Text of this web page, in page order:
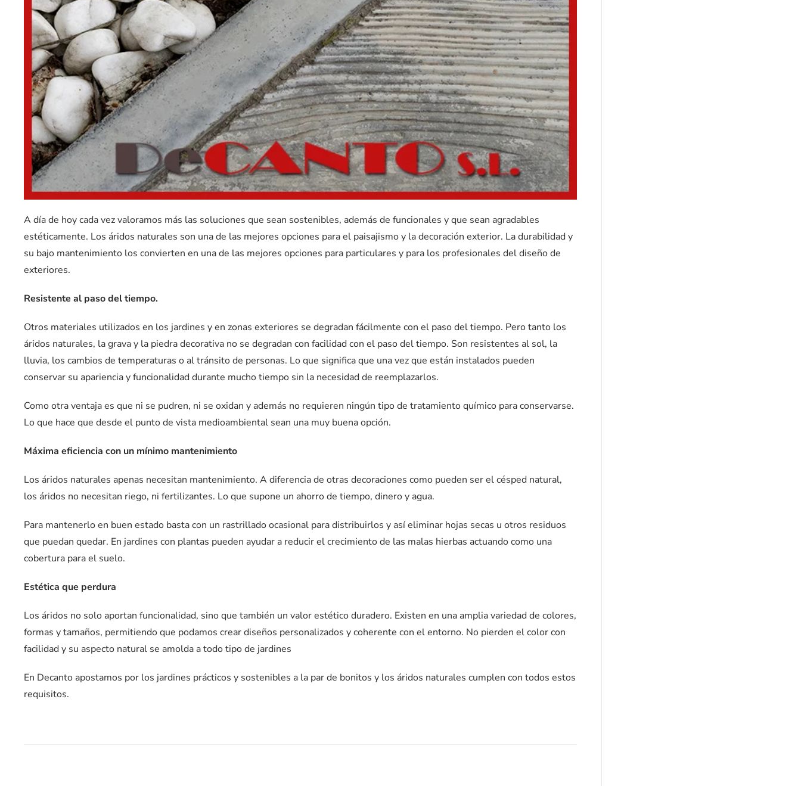
A día de hoy cada vez valoramos más las soluciones que sean sostenibles, además de funcionales y que sean agradables
estéticamente. Los áridos naturales son una de las mejores opciones para el paisajismo y la decoración exterior. La durabilidad y
su bajo mantenimiento los convierten en una de las mejores opciones para particulares y para los profesionales del diseño de
exteriores.
Resistente al paso del tiempo.
Otros materiales utilizados en los jardines y en zonas exteriores se degradan fácilmente con el paso del tiempo. Pero tanto los
áridos naturales, la grava y la piedra decorativa no se degradan con facilidad con el paso del tiempo. Son resistentes al sol, la
lluvia, los cambios de temperaturas o al tránsito de personas. Lo que significa que una vez que están instalados pueden
conservar su apariencia y funcionalidad durante mucho tiempo sin la necesidad de reemplazarlos.
Como otra ventaja es que ni se pudren, ni se oxidan y además no requieren ningún tipo de tratamiento químico para conservarse.
Lo que hace que desde el punto de vista medioambiental sean una muy buena opción.
Máxima eficiencia con un mínimo mantenimiento
Los áridos naturales apenas necesitan mantenimiento. A diferencia de otras decoraciones como pueden ser el césped natural,
los áridos no necesitan riego, ni fertilizantes. Lo que supone un ahorro de tiempo, dinero y agua.
Para mantenerlo en buen estado basta con un rastrillado ocasional para distribuirlos y así eliminar hojas secas u otros residuos
que puedan quedar. En jardines con plantas pueden ayudar a reducir el crecimiento de las malas hierbas actuando como una
cobertura para el suelo.
Estética que perdura
Los áridos no solo aportan funcionalidad, sino que también un valor estético duradero. Existen en una amplia variedad de colores,
formas y tamaños, permitiendo que podamos crear diseños personalizados y coherente con el entorno. No pierden el color con
facilidad y su aspecto natural se amolda a todo tipo de jardines
En Decanto apostamos por los jardines prácticos y sostenibles a la par de bonitos y los áridos naturales cumplen con todos estos
requisitos.